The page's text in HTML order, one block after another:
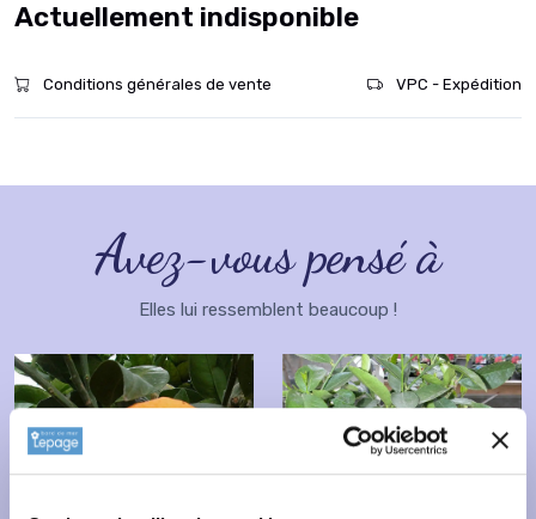
Actuellement indisponible
Conditions générales de vente VPC - Expédition
Avez-vous pensé à
Elles lui ressemblent beaucoup !